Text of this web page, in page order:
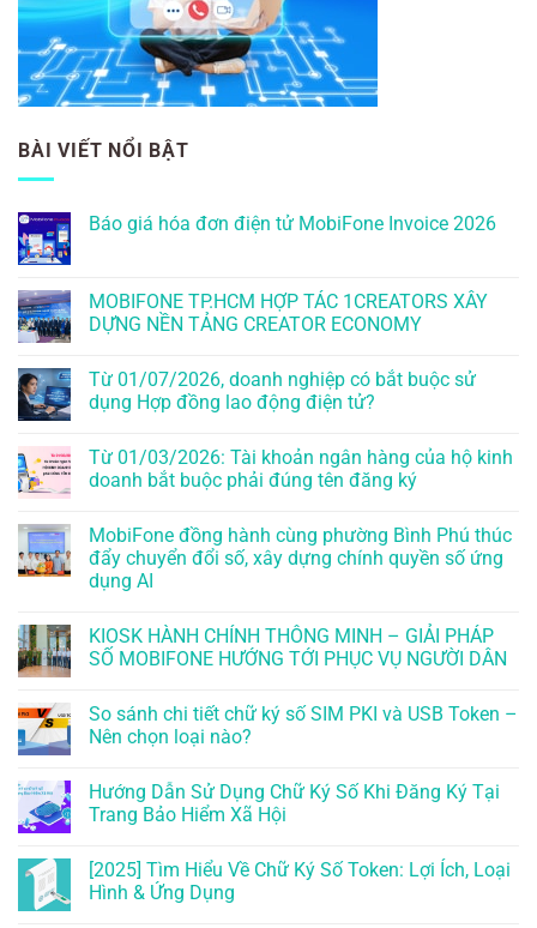
BÀI VIẾT NỔI BẬT
Báo giá hóa đơn điện tử MobiFone Invoice 2026
MOBIFONE TP.HCM HỢP TÁC 1CREATORS XÂY
DỰNG NỀN TẢNG CREATOR ECONOMY
Từ 01/07/2026, doanh nghiệp có bắt buộc sử
dụng Hợp đồng lao động điện tử?
Từ 01/03/2026: Tài khoản ngân hàng của hộ kinh
doanh bắt buộc phải đúng tên đăng ký
MobiFone đồng hành cùng phường Bình Phú thúc
đẩy chuyển đổi số, xây dựng chính quyền số ứng
dụng AI
KIOSK HÀNH CHÍNH THÔNG MINH – GIẢI PHÁP
SỐ MOBIFONE HƯỚNG TỚI PHỤC VỤ NGƯỜI DÂN
So sánh chi tiết chữ ký số SIM PKI và USB Token –
Nên chọn loại nào?
Hướng Dẫn Sử Dụng Chữ Ký Số Khi Đăng Ký Tại
Trang Bảo Hiểm Xã Hội
[2025] Tìm Hiểu Về Chữ Ký Số Token: Lợi Ích, Loại
Hình & Ứng Dụng